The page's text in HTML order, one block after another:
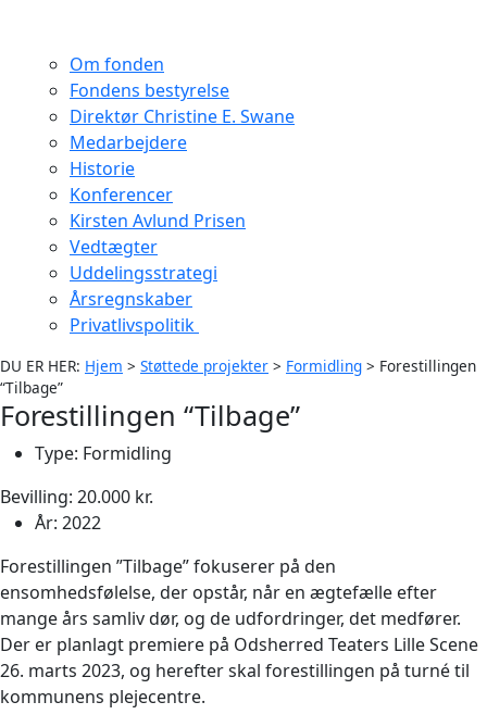
Om fonden
Fondens bestyrelse
Direktør Christine E. Swane
Medarbejdere
Historie
Konferencer
Kirsten Avlund Prisen
Vedtægter
Uddelingsstrategi
Årsregnskaber
Privatlivspolitik
DU ER HER: Hjem > Støttede projekter > Formidling > Forestillingen
“Tilbage”
Forestillingen “Tilbage”
Type: Formidling
Bevilling: 20.000 kr.
År: 2022
Forestillingen ”Tilbage” fokuserer på den
ensomhedsfølelse, der opstår, når en ægtefælle efter
mange års samliv dør, og de udfordringer, det medfører.
Der er planlagt premiere på Odsherred Teaters Lille Scene
26. marts 2023, og herefter skal forestillingen på turné til
kommunens plejecentre.